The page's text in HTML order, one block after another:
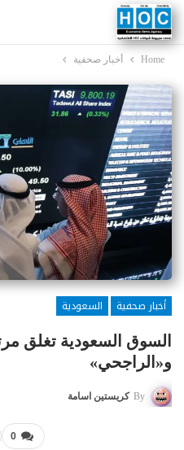
Home أخبار صحفية
أخبار صحفية
السعودية
السوق السعودية تغلق
و«الراجحي»
By كريستين اسامة
0